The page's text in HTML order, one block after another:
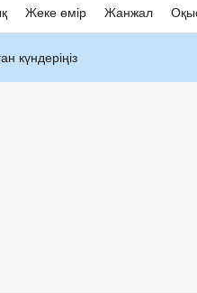
Жеке өмір Жанжал
күндеріңіз